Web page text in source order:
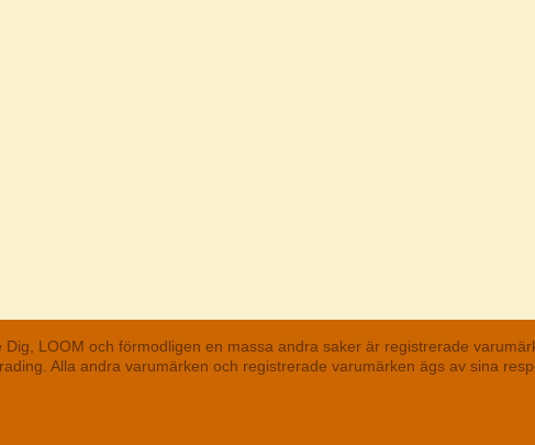
LOOM och förmodligen en massa andra saker är registrerade
Alla andra varumärken och registrerade varumärken ägs av sina